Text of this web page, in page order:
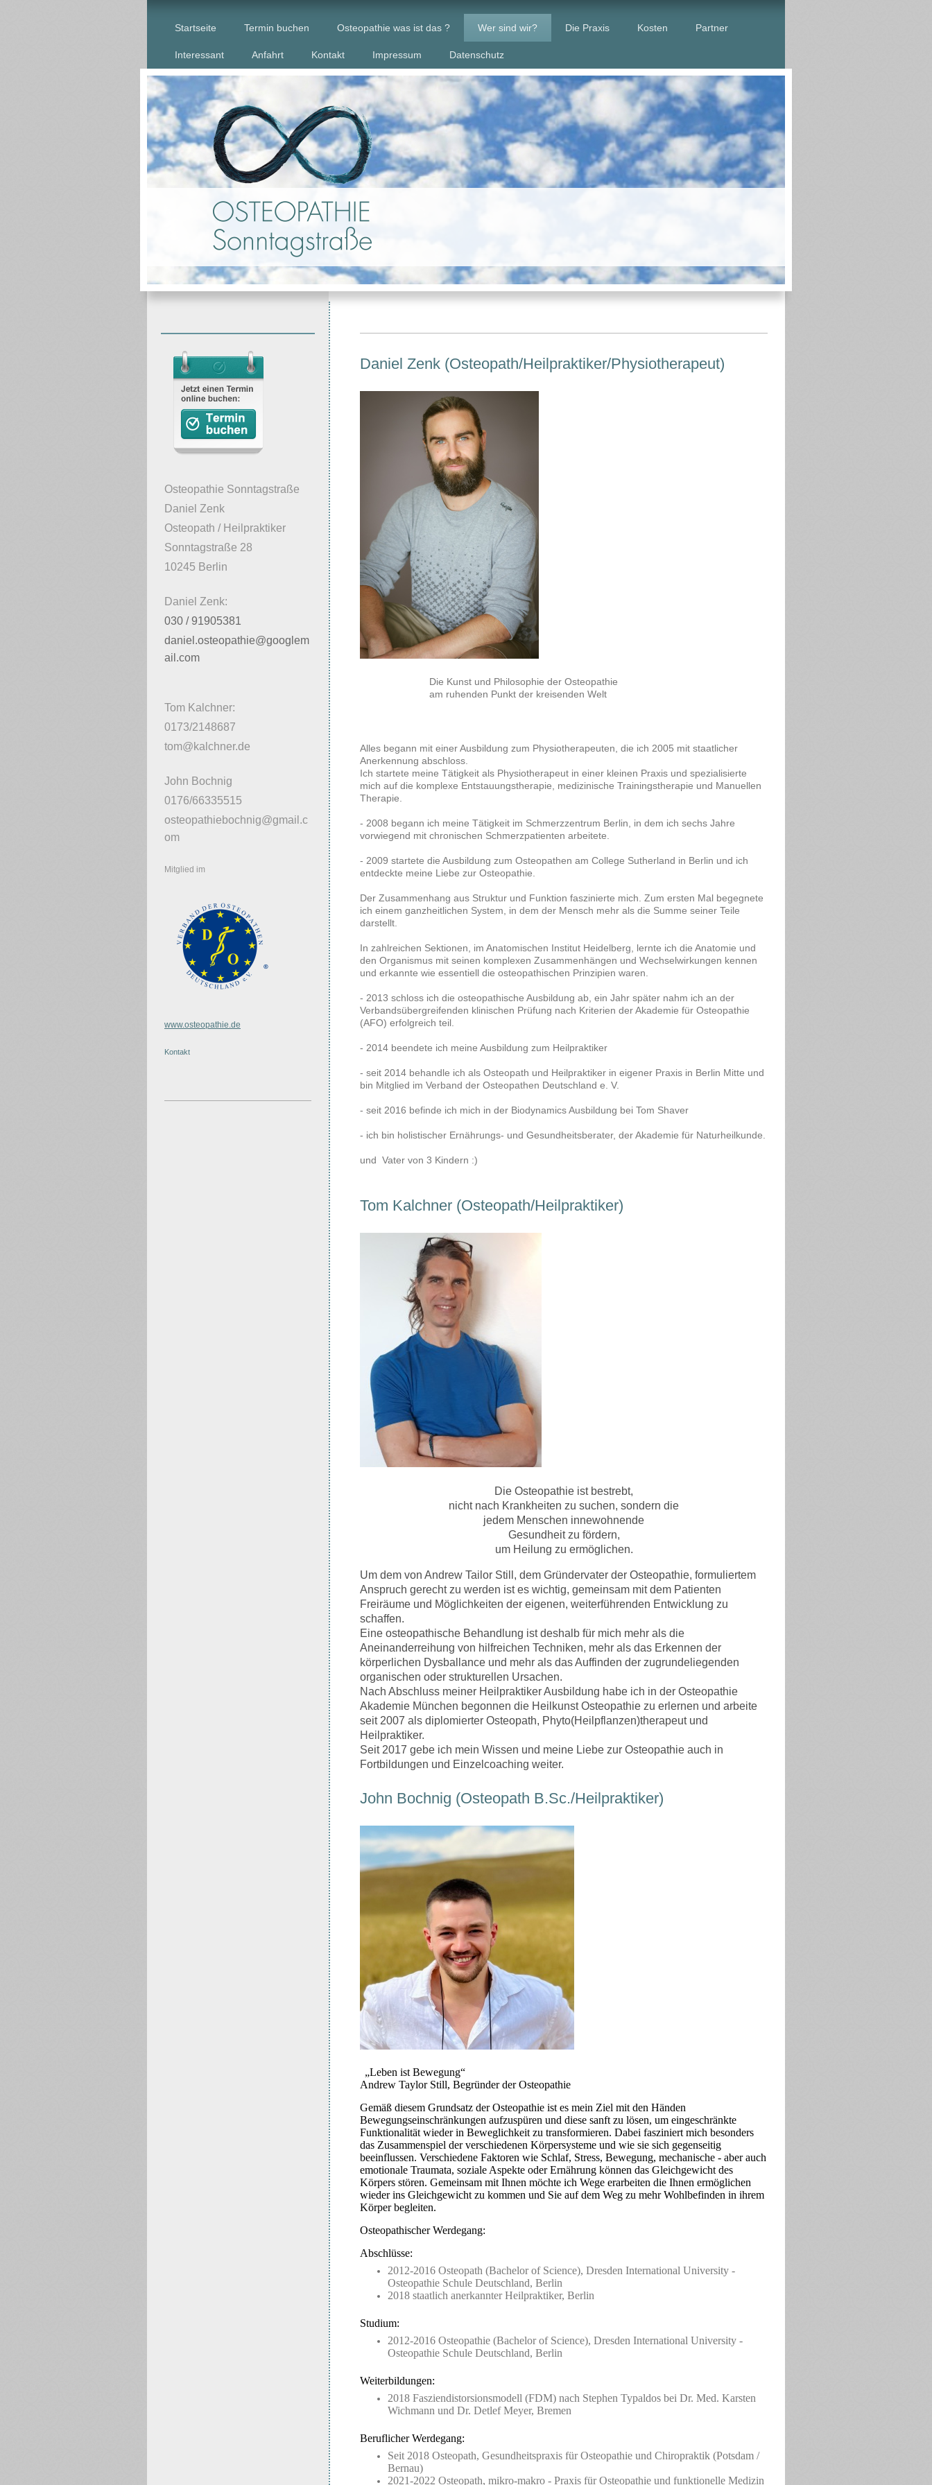
Startseite Termin buchen Osteopathie was ist das ? Wer sind wir? Die Praxis Kosten Partner
Interessant Anfahrt Kontakt Impressum Datenschutz
Daniel Zenk (Osteopath/Heilpraktiker/Physiotherapeut)
Die Kunst und Philosophie der Osteopathie
am ruhenden Punkt der kreisenden Welt
Alles begann mit einer Ausbildung zum Physiotherapeuten, die ich 2005 mit staatlicher
Anerkennung abschloss.
Ich startete meine Tätigkeit als Physiotherapeut in einer kleinen Praxis und spezialisierte
mich auf die komplexe Entstauungstherapie, medizinische Trainingstherapie und Manuellen
Therapie.
- 2008 begann ich meine Tätigkeit im Schmerzzentrum Berlin, in dem ich sechs Jahre
vorwiegend mit chronischen Schmerzpatienten arbeitete.
- 2009 startete die Ausbildung zum Osteopathen am College Sutherland in Berlin und ich
entdeckte meine Liebe zur Osteopathie.
Der Zusammenhang aus Struktur und Funktion faszinierte mich. Zum ersten Mal begegnete
ich einem ganzheitlichen System, in dem der Mensch mehr als die Summe seiner Teile
darstellt.
In zahlreichen Sektionen, im Anatomischen Institut Heidelberg, lernte ich die Anatomie und
den Organismus mit seinen komplexen Zusammenhängen und Wechselwirkungen kennen
und erkannte wie essentiell die osteopathischen Prinzipien waren.
- 2013 schloss ich die osteopathische Ausbildung ab, ein Jahr später nahm ich an der
Verbandsübergreifenden klinischen Prüfung nach Kriterien der Akademie für Osteopathie
(AFO) erfolgreich teil.
- 2014 beendete ich meine Ausbildung zum Heilpraktiker
- seit 2014 behandle ich als Osteopath und Heilpraktiker in eigener Praxis in Berlin Mitte und
bin Mitglied im Verband der Osteopathen Deutschland e. V.
- seit 2016 befinde ich mich in der Biodynamics Ausbildung bei Tom Shaver
- ich bin holistischer Ernährungs- und Gesundheitsberater, der Akademie für Naturheilkunde.
und Vater von 3 Kindern :)
Tom Kalchner (Osteopath/Heilpraktiker)
Die Osteopathie ist bestrebt,
nicht nach Krankheiten zu suchen, sondern die
jedem Menschen innewohnende
Gesundheit zu fördern,
um Heilung zu ermöglichen.
Um dem von Andrew Tailor Still, dem Gründervater der Osteopathie, formuliertem
Anspruch gerecht zu werden ist es wichtig, gemeinsam mit dem Patienten
Freiräume und Möglichkeiten der eigenen, weiterführenden Entwicklung zu
schaffen.
Eine osteopathische Behandlung ist deshalb für mich mehr als die
Aneinanderreihung von hilfreichen Techniken, mehr als das Erkennen der
körperlichen Dysballance und mehr als das Auffinden der zugrundeliegenden
organischen oder strukturellen Ursachen.
Nach Abschluss meiner Heilpraktiker Ausbildung habe ich in der Osteopathie
Akademie München begonnen die Heilkunst Osteopathie zu erlernen und arbeite
seit 2007 als diplomierter Osteopath, Phyto(Heilpflanzen)therapeut und
Heilpraktiker.
Seit 2017 gebe ich mein Wissen und meine Liebe zur Osteopathie auch in
Fortbildungen und Einzelcoaching weiter.
John Bochnig (Osteopath B.Sc./Heilpraktiker)
„Leben ist Bewegung“
Andrew Taylor Still, Begründer der Osteopathie
Gemäß diesem Grundsatz der Osteopathie ist es mein Ziel mit den Händen
Bewegungseinschränkungen aufzuspüren und diese sanft zu lösen, um eingeschränkte
Funktionalität wieder in Beweglichkeit zu transformieren. Dabei fasziniert mich besonders
das Zusammenspiel der verschiedenen Körpersysteme und wie sie sich gegenseitig
beeinflussen. Verschiedene Faktoren wie Schlaf, Stress, Bewegung, mechanische - aber auch
emotionale Traumata, soziale Aspekte oder Ernährung können das Gleichgewicht des
Körpers stören. Gemeinsam mit Ihnen möchte ich Wege erarbeiten die Ihnen ermöglichen
wieder ins Gleichgewicht zu kommen und Sie auf dem Weg zu mehr Wohlbefinden in ihrem
Körper begleiten.
Osteopathischer Werdegang:
Abschlüsse:
2012-2016 Osteopath (Bachelor of Science), Dresden International University -
Osteopathie Schule Deutschland, Berlin
2018 staatlich anerkannter Heilpraktiker, Berlin
Studium:
2012-2016 Osteopathie (Bachelor of Science), Dresden International University -
Osteopathie Schule Deutschland, Berlin
Weiterbildungen:
2018 Fasziendistorsionsmodell (FDM) nach Stephen Typaldos bei Dr. Med. Karsten
Wichmann und Dr. Detlef Meyer, Bremen
Beruflicher Werdegang:
Seit 2018 Osteopath, Gesundheitspraxis für Osteopathie und Chiropraktik (Potsdam /
Bernau)
2021-2022 Osteopath, mikro-makro - Praxis für Osteopathie und funktionelle Medizin
Osteopathie Sonntagstraße
Daniel Zenk
Osteopath / Heilpraktiker
Sonntagstraße 28
10245 Berlin
Daniel Zenk:
030 / 91905381
daniel.osteopathie@googlem
ail.com
Tom Kalchner:
0173/2148687
tom@kalchner.de
John Bochnig
0176/66335515
osteopathiebochnig@gmail.c
om
Mitglied im
www.osteopathie.de
Kontakt